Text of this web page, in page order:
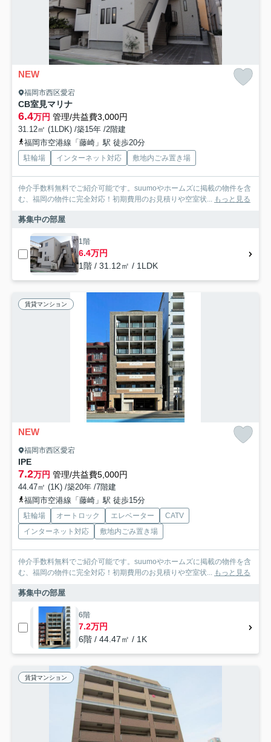
NEW
福岡市西区愛宕
CB室見マリナ
6.4万円 管理/共益費3,000円
31.12㎡ (1LDK) /築15年 /2階建
福岡市空港線「藤崎」駅 徒歩20分
駐輪場 インターネット対応 敷地内ごみ置き場
仲介手数料無料でご紹介可能です。suumoやホームズに掲載の物件を含
む、福岡の物件に完全対応！初期費用のお見積りや空室状... もっと見る
募集中の部屋
1階
6.4万円
1階 / 31.12㎡ / 1LDK
賃貸マンション
NEW
福岡市西区愛宕
IPE
7.2万円 管理/共益費5,000円
44.47㎡ (1K) /築20年 /7階建
福岡市空港線「藤崎」駅 徒歩15分
駐輪場 オートロック エレベーター
CATV
インターネット対応
敷地内ごみ置き場
仲介手数料無料でご紹介可能です。suumoやホームズに掲載の物件を含
む、福岡の物件に完全対応！初期費用のお見積りや空室状... もっと見る
募集中の部屋
6階
7.2万円
6階 / 44.47㎡ / 1K
賃貸マンション